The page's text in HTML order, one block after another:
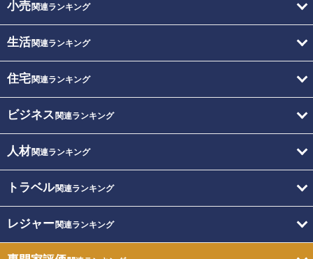
小売関連ランキング
生活関連ランキング
住宅関連ランキング
ビジネス 関連ランキング
人材関連ランキング
トラベル関連ランキング
レジャー関連ランキング